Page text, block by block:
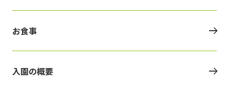
お食事
入園の概要